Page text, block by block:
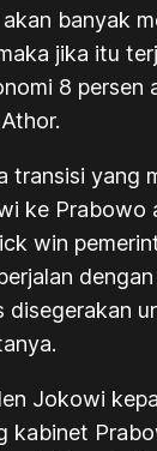
banyak
jika itu
8 persen
transisi yang
ke Prabowo
win
disegerakan
Jokowi
kabinet